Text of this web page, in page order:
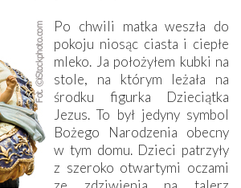
Po chwili matka weszła do
pokoju niosąc ciasta i ciepłe
mleko. Ja położyłem kubki na
stole, na którym leżała na
środku figurka Dzieciątka
Jezus. To był jedyny symbol
Bożego Narodzenia obecny
w tym domu. Dzieci patrzyły
z szeroko otwartymi oczami